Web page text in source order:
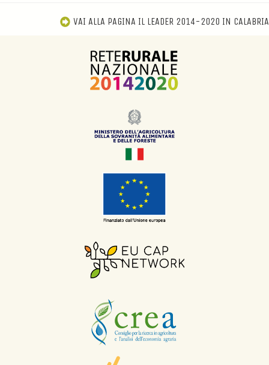
VAI ALLA PAGINA IL LEADER 2014-2020 IN CALABRIA